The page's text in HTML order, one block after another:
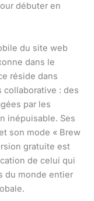
débuter en
du site web
dans le
réside dans
collaborative : des
par les
inépuisable. Ses
son mode « Brew
gratuite est
de celui qui
du monde entier